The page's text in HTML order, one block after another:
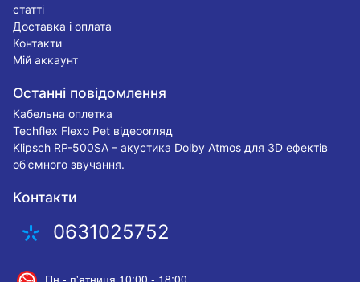
статті
Доставка і оплата
Контакти
Мій аккаунт
Останні повідомлення
Кабельна оплетка
Techflex Flexo Pet відеоогляд
Klipsch RP-500SA – акустика Dolby Atmos для 3D ефектів
об'ємного звучання.
Контакти
0631025752
Пн - п'ятниця 10:00 - 18:00